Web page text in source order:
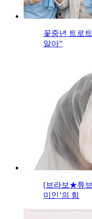
꽃중년 트로
알아”
[브라보★튜브
미인’의 힘